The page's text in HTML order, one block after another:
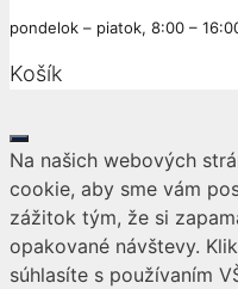
pondelok – piatok, 8:00 –
Košík
Close
Na našich webových
cookie, aby sme vám
zážitok tým, že si
opakované návštevy.
súhlasíte s používaním